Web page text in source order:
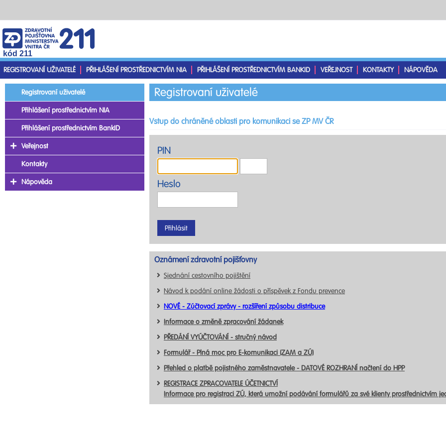
kód 211
REGISTROVANÍ UŽIVATELÉ
PŘIHLÁŠENÍ PROSTŘEDNICTVÍM NIA PŘIHLÁŠENÍ PROSTŘEDNICTVÍM BANKID VEŘEJNOST KONTAKTY NÁPOVĚDA
Registrovaní uživatelé
Vstup do chráněné oblasti pro komunikaci se ZP MV ČR
PIN
Heslo
Oznámení zdravotní pojišťovny
Sjednání cestovního pojištění
Návod k podání online žádosti o příspěvek z Fondu prevence
NOVÉ - Zúčtovací zprávy - rozšíření způsobu distribuce
Informace o změně zpracování žádanek
PŘEDÁNÍ VYÚČTOVÁNÍ - stručný návod
Formulář - Plná moc pro E-komunikaci (ZAM a ZÚ)
Přehled o platbě pojistného zaměstnavatele - DATOVÉ ROZHRANÍ načtení do HPP
REGISTRACE ZPRACOVATELE ÚČETNICTVÍ
Informace pro registraci ZÚ, která umožní podávání formulářů za své klienty prostřednictvím
Registrovaní uživatelé
Přihlášení prostřednictvím NIA
Přihlášení prostřednictvím BankID
Veřejnost
Kontakty
Nápověda